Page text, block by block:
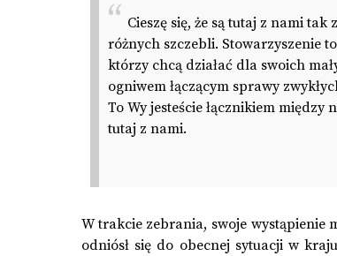
Cieszę się, że są tutaj z nami
różnych szczebli. Stowarzyszenie
którzy chcą działać dla swoich
ogniwem łączącym sprawy
To Wy jesteście łącznikiem między
tutaj z nami.
W trakcie zebrania, swoje wystąpienie
odniósł się do obecnej sytuacji w